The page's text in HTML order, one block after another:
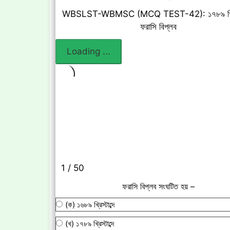
WBSLST-WBMSC (MCQ TEST-42): ১৭৮৯
ফরাসি বিপ্লব
1 / 50
ফরাসি বিপ্লব সংঘটিত হয় –
(ক) ১৬৮৯ খ্রিস্টাব্দে
(খ) ১৭৮৯ খ্রিস্টাব্দে